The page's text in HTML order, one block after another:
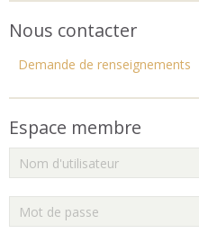
Nous contacter
Demande de renseignements
Espace membre